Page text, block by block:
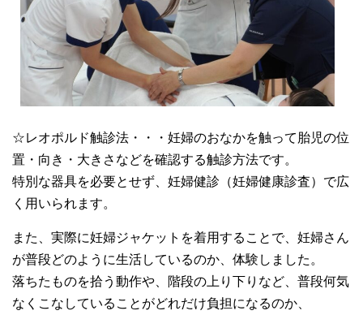
☆レオポルド触診法・・・妊婦のおなかを触って胎児の位
置・向き・大きさなどを確認する触診方法です。
特別な器具を必要とせず、妊婦健診（妊婦健康診査）で広
く用いられます。
また、実際に妊婦ジャケットを着用することで、妊婦さん
が普段どのように生活しているのか、体験しました。
落ちたものを拾う動作や、階段の上り下りなど、普段何気
なくこなしていることがどれだけ負担になるのか、